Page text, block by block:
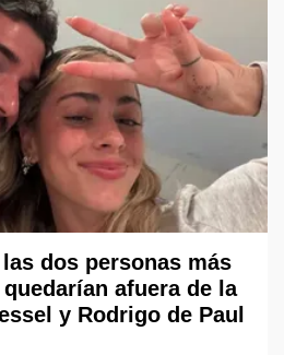
dos personas más
afuera de la
y Rodrigo de Paul